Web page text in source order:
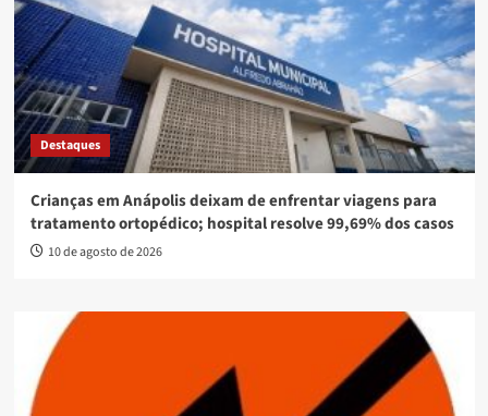
Destaques
Crianças em Anápolis deixam de enfrentar viagens para
tratamento ortopédico; hospital resolve 99,69% dos casos
10 de agosto de 2026